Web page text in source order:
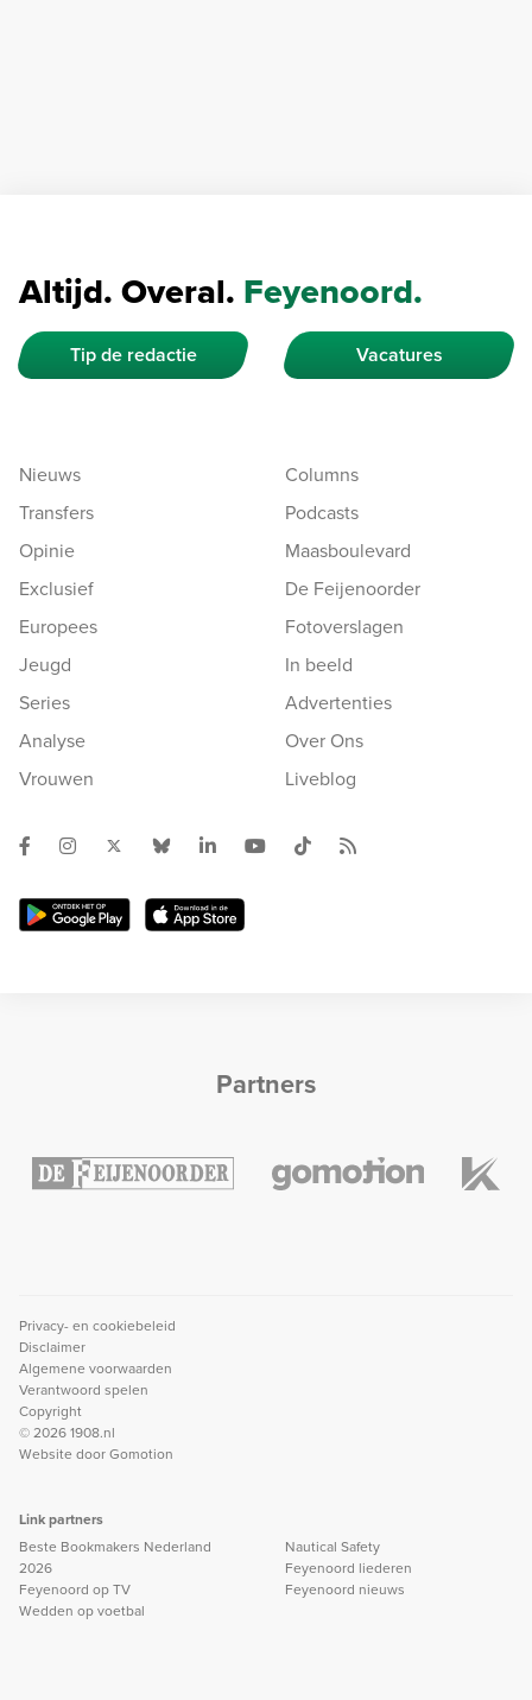
Altijd. Overal. Feyenoord.
Tip de redactie Vacatures
Nieuws
Transfers
Opinie
Exclusief
Europees
Jeugd
Series
Analyse
Vrouwen
Columns
Podcasts
Maasboulevard
De Feijenoorder
Fotoverslagen
In beeld
Advertenties
Over Ons
Liveblog
Partners
Privacy- en cookiebeleid
Disclaimer
Algemene voorwaarden
Verantwoord spelen
Copyright
© 2026 1908.nl
Website doorGomotion
Link partners
Beste Bookmakers Nederland
2026
Feyenoord op TV
Wedden op voetbal
Nautical Safety
Feyenoord liederen
Feyenoord nieuws